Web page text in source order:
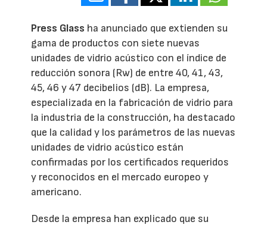
Press Glass ha anunciado que extienden su
gama de productos con siete nuevas
unidades de vidrio acústico con el índice de
reducción sonora (Rw) de entre 40, 41, 43,
45, 46 y 47 decibelios (dB). La empresa,
especializada en la fabricación de vidrio para
la industria de la construcción, ha destacado
que la calidad y los parámetros de las nuevas
unidades de vidrio acústico están
confirmadas por los certificados requeridos
y reconocidos en el mercado europeo y
americano.
Desde la empresa han explicado que su